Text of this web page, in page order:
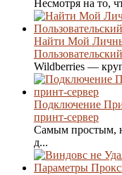
Несмотря на то,
Найти Мой
Wildberries —
Подключение
принт-сервер
Самым простым,
д...